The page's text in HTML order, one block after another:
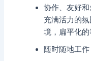
协作、友好
充满活力的
境，扁平化的
随时随地工作